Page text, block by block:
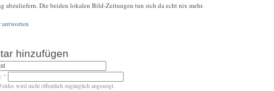
abzuliefern. Die beiden lokalen Bild-Zeitungen tun sich da echt nix mehr.
hinzufügen
*
wird nicht öffentlich zugänglich angezeigt.